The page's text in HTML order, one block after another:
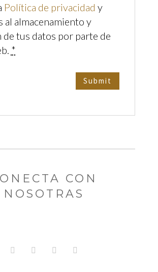
Política de privacidad y
al almacenamiento y
de tus datos por parte de
*
CON
NOSOTRAS